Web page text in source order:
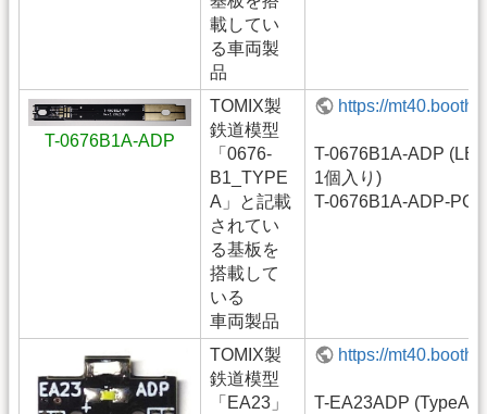
載してい
る車両製
品
T-0676B1A-ADP
TOMIX製
鉄道模型
「0676-
B1_TYPE
A」と記載
されてい
る基板を
搭載して
いる
車両製品
https://
T-0676B1A-ADP
1個入り)
T-0676B1A-ADP-
TOMIX製
鉄道模型
「EA23」
https://
T-EA23ADP (TypeA)